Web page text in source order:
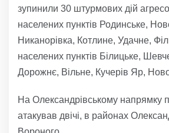
зупинили 30 штурмових дій
населених пунктів Родинське,
Никанорівка, Котлине, Удачне,
населених пунктів Білицьке,
Дорожнє, Вільне, Кучерів Яр,
На Олександрівському напрямку
атакував двічі, в районах